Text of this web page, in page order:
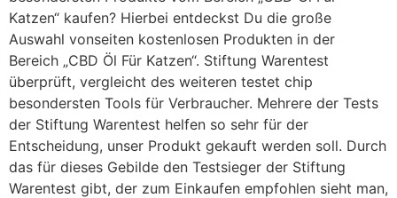
Katzen“ kaufen? Hierbei entdeckst Du die große
Auswahl vonseiten kostenlosen Produkten in der
Bereich „CBD Öl Für Katzen“. Stiftung Warentest
überprüft, vergleicht des weiteren testet chip
besondersten Tools für Verbraucher. Mehrere der Tests
der Stiftung Warentest helfen so sehr für der
Entscheidung, unser Produkt gekauft werden soll. Durch
das für dieses Gebilde den Testsieger der Stiftung
Warentest gibt, der zum Einkaufen empfohlen sieht man,